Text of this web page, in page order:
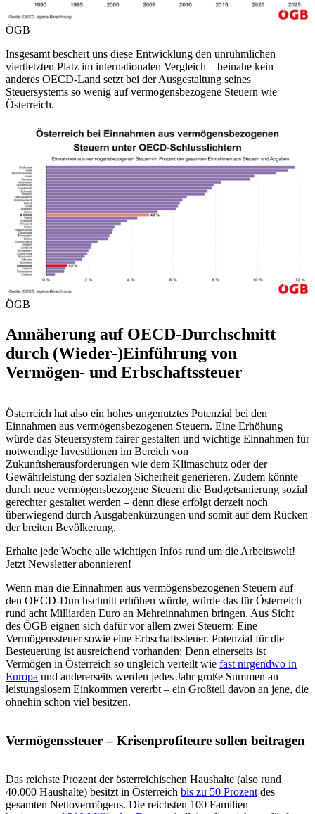
ÖGB
Insgesamt beschert uns diese Entwicklung den unrühmlichen
viertletzten Platz im internationalen Vergleich – beinahe kein
anderes OECD-Land setzt bei der Ausgestaltung seines
Steuersystems so wenig auf vermögensbezogene Steuern wie
Österreich.
ÖGB
Annäherung auf OECD-Durchschnitt
durch (Wieder-)Einführung von
Vermögen- und Erbschaftssteuer
Österreich hat also ein hohes ungenutztes Potenzial bei den
Einnahmen aus vermögensbezogenen Steuern. Eine Erhöhung
würde das Steuersystem fairer gestalten und wichtige Einnahmen für
notwendige Investitionen im Bereich von
Zukunftsherausforderungen wie dem Klimaschutz oder der
Gewährleistung der sozialen Sicherheit generieren. Zudem könnte
durch neue vermögensbezogene Steuern die Budgetsanierung sozial
gerechter gestaltet werden – denn diese erfolgt derzeit noch
überwiegend durch Ausgabenkürzungen und somit auf dem Rücken
der breiten Bevölkerung.
Erhalte jede Woche alle wichtigen Infos rund um die Arbeitswelt!
Jetzt Newsletter abonnieren!
Wenn man die Einnahmen aus vermögensbezogenen Steuern auf
den OECD-Durchschnitt erhöhen würde, würde das für Österreich
rund acht Milliarden Euro an Mehreinnahmen bringen. Aus Sicht
des ÖGB eignen sich dafür vor allem zwei Steuern: Eine
Vermögenssteuer sowie eine Erbschaftssteuer. Potenzial für die
Besteuerung ist ausreichend vorhanden: Denn einerseits ist
Vermögen in Österreich so ungleich verteilt wie fast nirgendwo in
Europa und andererseits werden jedes Jahr große Summen an
leistungslosem Einkommen vererbt – ein Großteil davon an jene, die
ohnehin schon viel besitzen.
Vermögenssteuer – Krisenprofiteure sollen beitragen
Das reichste Prozent der österreichischen Haushalte (also rund
40.000 Haushalte) besitzt in Österreich bis zu 50 Prozent des
gesamten Nettovermögens. Die reichsten 100 Familien